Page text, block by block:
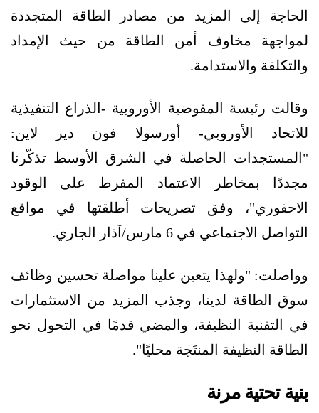
الحاجة إلى المزيد من مصادر الطاقة المتجددة
لمواجهة مخاوف أمن الطاقة من حيث الإمداد
والتكلفة والاستدامة.
وقالت رئيسة المفوضية الأوروبية -الذراع التنفيذية
للاتحاد الأوروبي- أورسولا فون دير لاين:
"المستجدات الحاصلة في الشرق الأوسط تذكّرنا
مجددًا بمخاطر الاعتماد المفرط على الوقود
الاحفوري"، وفق تصريحات أطلقتها في مواقع
التواصل الاجتماعي في 6 مارس/آذار الجاري.
وواصلت: "ولهذا يتعين علينا مواصلة تحسين وظائف
سوق الطاقة لدينا، وجذب المزيد من الاستثمارات
في التقنية النظيفة، والمضي قدمًا في التحول نحو
الطاقة النظيفة المنتَجة محليًا".
بنية تحتية مرنة